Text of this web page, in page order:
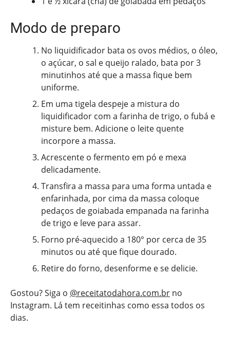
Modo de preparo
No liquidificador bata os ovos médios, o óleo,
o açúcar, o sal e queijo ralado, bata por 3
minutinhos até que a massa fique bem
uniforme.
Em uma tigela despeje a mistura do
liquidificador com a farinha de trigo, o fubá e
misture bem. Adicione o leite quente
incorpore a massa.
Acrescente o fermento em pó e mexa
delicadamente.
Transfira a massa para uma forma untada e
enfarinhada, por cima da massa coloque
pedaços de goiabada empanada na farinha
de trigo e leve para assar.
Forno pré-aquecido a 180° por cerca de 35
minutos ou até que fique dourado.
Retire do forno, desenforme e se delicie.
Gostou? Siga o @receitatodahora.com.br no
Instagram. Lá tem receitinhas como essa todos os
dias.